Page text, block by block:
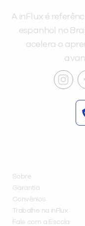
A inFlux é
espanhol no
acelera o
Sobre
Garantia
Convênios
Trabalhe na inFlux
Fale com a Escola